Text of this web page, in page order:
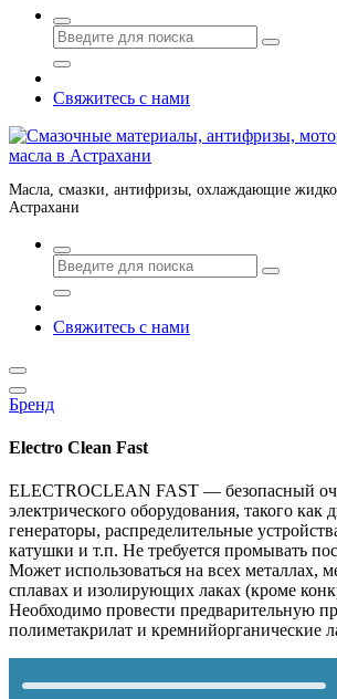
Свяжитесь с нами
Масла, смазки, антифризы, охлаждающие
Астрахани
Свяжитесь с нами
Бренд
Electro Clean Fast
ELECTROCLEAN FAST — безопасный
электрического оборудования, такого как
генераторы, распределительные
катушки и т.п. Не требуется промывать
Может использоваться на всех металлах,
сплавах и изолирующих лаках (кроме
Необходимо провести предварительную
полиметакрилат и кремнийорганические